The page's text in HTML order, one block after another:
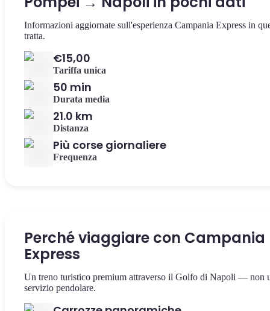
Informazioni aggiornate sull'esperienza Campania Express in
tratta.
€15,00
Tariffa unica
50 min
Durata media
21.0 km
Distanza
Più corse giornaliere
Frequenza
Perché viaggiare con Campania
Express
Un treno turistico premium attraverso il Golfo di Napoli — non
servizio pendolare.